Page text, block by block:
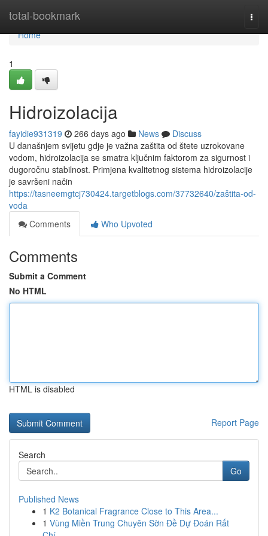
total-bookmark
Home
Home
1
Hidroizolacija
fayidie931319 266 days ago News
Discuss
U današnjem svijetu gdje je važna zaštita od štete uzrokovane
vodom, hidroizolacija se smatra ključnim faktorom za sigurnost i
dugoročnu stabilnost. Primjena kvalitetnog sistema hidroizolacije
je savršeni način
https://tasneemgtcj730424.targetblogs.com/37732640/zaštita-od-
voda
Comments
Who Upvoted
Comments
Submit a Comment
No HTML
HTML is disabled
Report Page
Search
Go
Published News
1 K2 Botanical Fragrance Close to This Area...
1 Vùng Miền Trung Chuyên Sờn Đề Dự Đoán Rất